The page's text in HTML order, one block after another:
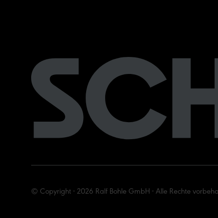
© Copyright - 2026 Ralf Bohle GmbH - Alle Rechte